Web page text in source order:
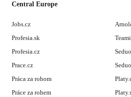
Central Europe
Jobs.cz
Profesia.sk
Profesia.cz
Prace.cz
Práca za rohom
Práce za rohem